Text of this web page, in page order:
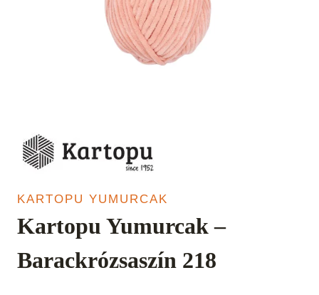
KARTOPU YUMURCAK
Kartopu Yumurcak –
Barackrózsaszín 218